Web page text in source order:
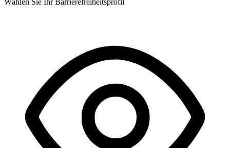
Wählen Sie Ihr Barrierefreiheitsprofil